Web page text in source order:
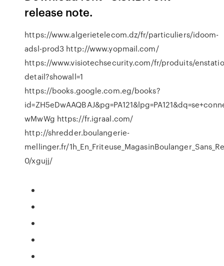
release note.
https://www.algerietelecom.dz/fr/particuliers/idoom-
adsl-prod3 http://www.yopmail.com/
https://www.visiotechsecurity.com/fr/produits/
detail?showall=1
https://books.google.com.eg/books?
wMwWg https://fr.igraal.com/
http://shredder.boulangerie-
mellinger.fr/
0/xgujj/